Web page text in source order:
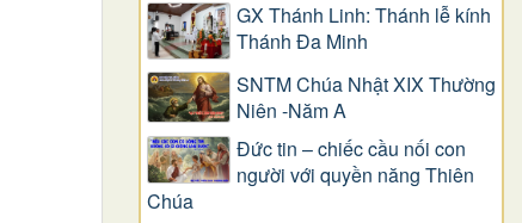
GX Thánh Linh: Thánh lễ kính
Thánh Đa Minh
SNTM Chúa Nhật XIX Thường
Niên -Năm A
Đức tin – chiếc cầu nối con
người với quyền năng Thiên
Chúa